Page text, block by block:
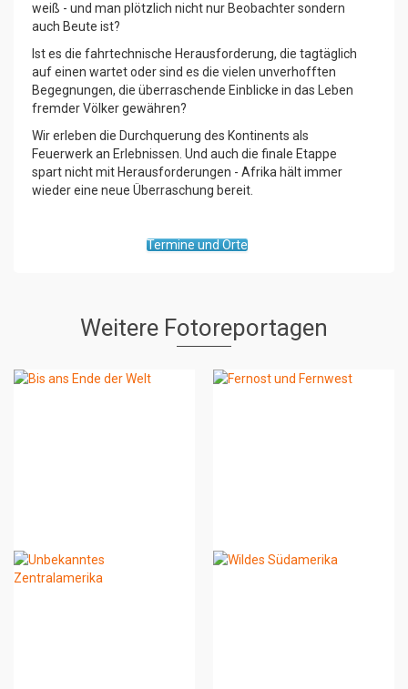
weiß - und man plötzlich nicht nur Beobachter sondern
auch Beute ist?
Ist es die fahrtechnische Herausforderung, die tagtäglich
auf einen wartet oder sind es die vielen unverhofften
Begegnungen, die überraschende Einblicke in das Leben
fremder Völker gewähren?
Wir erleben die Durchquerung des Kontinents als
Feuerwerk an Erlebnissen. Und auch die finale Etappe
spart nicht mit Herausforderungen - Afrika hält immer
wieder eine neue Überraschung bereit.
Termine und Orte
Weitere Fotoreportagen